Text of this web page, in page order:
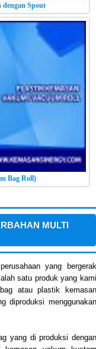
dengan Spout
Bag Roll)
MULTI
yang bergerak
satu produk yang kami
atau plastik kemasan
diproduksi menggunakan
yang di produksi dengan